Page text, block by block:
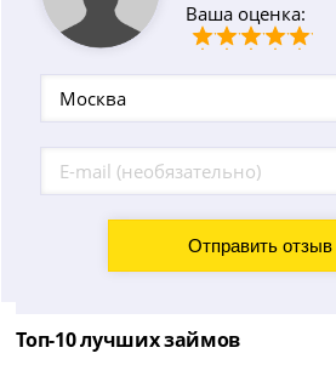
Ваша оценка:
Топ-10 лучших займов